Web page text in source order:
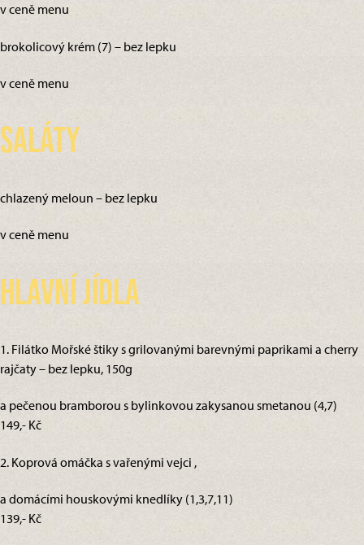
v ceně menu
brokolicový krém (7) – bez lepku
v ceně menu
Saláty
chlazený meloun – bez lepku
v ceně menu
Hlavní jídla
1. Filátko Mořské štiky s grilovanými barevnými paprikami a cherry
rajčaty – bez lepku, 150g
a pečenou bramborou s bylinkovou zakysanou smetanou (4,7)
149,- Kč
2. Koprová omáčka s vařenými vejci ,
a domácími houskovými knedlíky (1,3,7,11)
139,- Kč